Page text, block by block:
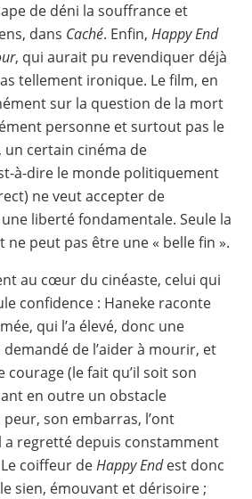
de déni la souffrance et
dans Caché. Enfin, Happy End
, qui aurait pu revendiquer déjà
tellement ironique. Le film, en
sur la question de la mort
personne et surtout pas le
certain cinéma de
à-dire le monde politiquement
ne veut accepter de
liberté fondamentale. Seule la
ne peut pas être une « belle fin ».
au cœur du cinéaste, celui qui
confidence : Haneke raconte
qui l’a élevé, donc une
de l’aider à mourir, et
courage (le fait qu’il soit son
en outre un obstacle
son embarras, l’ont
a regretté depuis constamment
coiffeur deHappy Endest donc
sien, émouvant et dérisoire ;